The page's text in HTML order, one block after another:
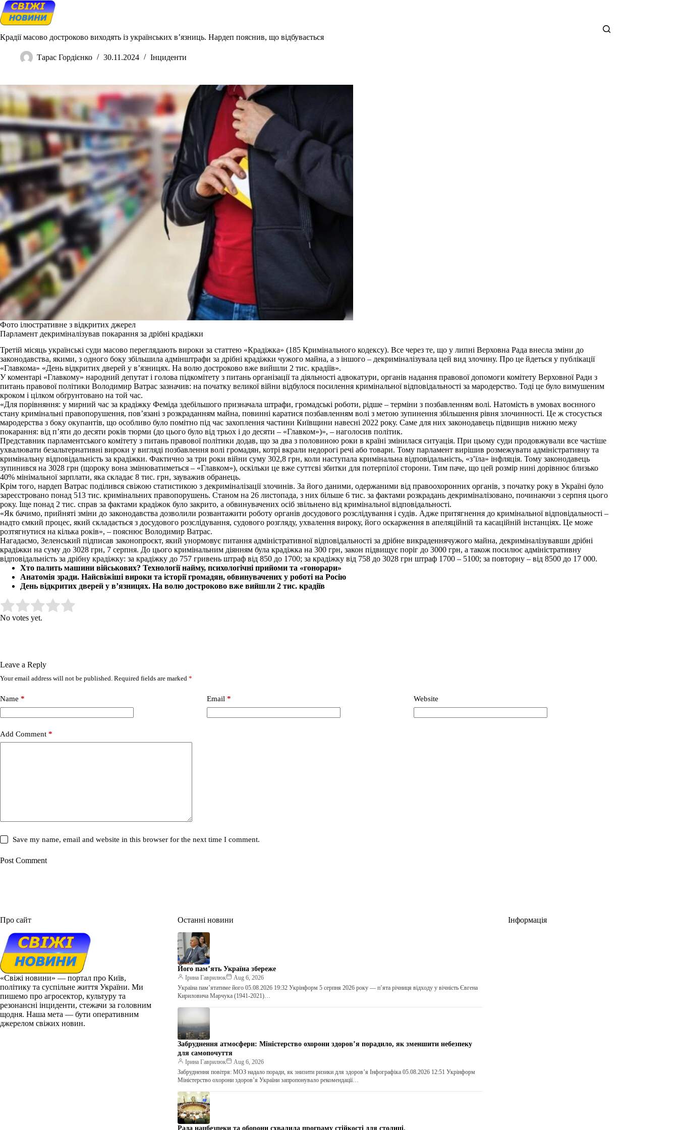
Skip
to
content
Крадії масово достроково виходять із українських в’язниць. Нардеп пояснив, що відбувається
Тарас Гордієнко 30.11.2024 Інциденти
Фото ілюстративне з відкритих джерел
Парламент декриміналізував покарання за дрібні крадіжки
Третій місяць українські суди масово переглядають вироки за статтею «Крадіжка» (185 Кримінального кодексу). Все через те, що у липні Верховна Рада внесла зміни до
законодавства, якими, з одного боку збільшила адмінштрафи за дрібні крадіжки чужого майна, а з іншого – декриміналізувала цей вид злочину. Про це йдеться у публікації
«Главкома» «День відкритих дверей у в’язницях. На волю достроково вже вийшли 2 тис. крадіїв».
У коментарі «Главкому» народний депутат і голова підкомітету з питань організації та діяльності адвокатури, органів надання правової допомоги комітету Верховної Ради з
питань правової політики Володимир Ватрас зазначив: на початку великоївійни відбулося посилення кримінальної відповідальності за мародерство. Тоді це було вимушеним
кроком і цілком обґрунтовано на той час.
«Для порівняння: у мирний час за крадіжку Феміда здебільшого призначала штрафи, громадські роботи, рідше – терміни з позбавленням волі. Натомість в умовах воєнного
стану кримінальні правопорушення, пов’язані з розкраданням майна, повинні каратися позбавленням волі з метою зупинення збільшення рівня злочинності. Це ж стосується
мародерства з боку окупантів, що особливо було помітно під час захоплення частини Київщини навесні 2022 року. Саме для них законодавець підвищив нижню межу
покарання: від п’яти до десяти років тюрми (до цього було від трьох і до десяти – «Главком»)», – наголосив політик.
Представник парламентського комітету з питань правової політики додав, що за два з половиною роки в країні змінилася ситуація. При цьому суди продовжували все частіше
ухвалювати безальтернативні вироки у вигляді позбавлення волі громадян, котрі вкрали недорогі речі або товари. Тому парламент вирішив розмежувати адміністративну та
кримінальну відповідальність за крадіжки. Фактично за три роки війни суму 302,8 грн, коли наступала кримінальна відповідальність, «з’їла» інфляція. Тому законодавець
зупинився на 3028 грн (щороку вона змінюватиметься – «Главком»), оскільки це вже суттєві збитки для потерпілої сторони. Тим паче, що цей розмір нині дорівнює близько
40% мінімальної зарплати, яка складає 8 тис. грн, зауважив обранець.
Крім того, нардеп Ватрас поділився свіжою статистикою з декриміналізації злочинів. За його даними, одержаними від правоохоронних органів, з початку року в Україні було
зареєстровано понад 513 тис. кримінальних правопорушень. Станом на 26 листопада, з них більше 6 тис. за фактами розкрадань декриміналізовано, починаючи з серпня цього
року. Іще понад 2 тис. справ за фактами крадіжок було закрито, а обвинувачених осіб звільнено від кримінальної відповідальності.
«Як бачимо, прийняті зміни до законодавства дозволили розвантажити роботу органів досудового розслідування і судів. Адже притягнення до кримінальної відповідальності –
надто ємкий процес, який складається з досудового розслідування, судового розгляду, ухвалення вироку, його оскарження в апеляційній та касаційній інстанціях. Це може
розтягнутися на кілька років», – пояснює Володимир Ватрас.
Нагадаємо, Зеленський підписав законопроєкт, який унормовує питання адміністративної відповідальності за дрібне викраденнячужого майна, декриміналізувавши дрібні
крадіжки на суму до 3028 грн, 7 серпня. До цього кримінальним діянням була крадіжка на 300 грн, закон підвищує поріг до 3000 грн, а також посилює адміністративну
відповідальність за дрібну крадіжку: за крадіжку до 757 гривень штраф від 850 до 1700; за крадіжку від 758 до 3028 грн штраф 1700 – 5100; за повторну – від 8500 до 17 000.
Хто палить машини військових? Технології найму, психологічні прийоми та «гонорари»
Анатомія зради. Найсвіжіші вироки та історії громадян, обвинувачених у роботі на Росію
День відкритих дверей у в’язницях. На волю достроково вже вийшли 2 тис. крадіїв
Rate this item:
No votes yet.
Leave a Reply
Your email address will not be published. Required fields are marked *
Name * Email* Website
Add Comment *
Save my name, email and website in this browser for the next time I comment.
Post Comment
Про сайт
«Свіжі новини» — портал про Київ,
політику та суспільне життя України. Ми
пишемо про агросектор, культуру та
резонансні інциденти, стежачи за головним
щодня. Наша мета — бути оперативним
джерелом свіжих новин.
Останні новини
Його пам’ять Україна збереже
Ірина Гаврилюк
Aug 6, 2026
Україна пам’ятатиме його 05.08.2026 19:32 Укрінформ 5 серпня 2026 року — п’ята річниця відходу у вічність Євгена
Кириловича Марчука (1941-2021)…
Забруднення атмосфери: Міністерство охорони здоров’я порадило, як зменшити небезпеку
для самопочуття
Ірина Гаврилюк
Aug 6, 2026
Забруднення повітря: МОЗ надало поради, як знизити ризики для здоров’я Інфографіка 05.08.2026 12:51 Укрінформ
Міністерство охорони здоров’я України запропонувало рекомендації…
Рада нацбезпеки та оборони схвалила програму стійкості для столиці.
Інформація